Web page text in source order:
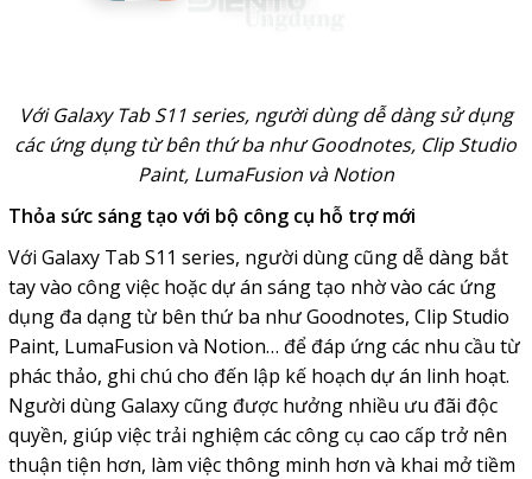
Với Galaxy Tab S11 series, người dùng dễ dàng sử dụng
các ứng dụng từ bên thứ ba như Goodnotes, Clip Studio
Paint, LumaFusion và Notion
Thỏa sức sáng tạo với bộ công cụ hỗ trợ mới
Với Galaxy Tab S11 series, người dùng cũng dễ dàng bắt
tay vào công việc hoặc dự án sáng tạo nhờ vào các ứng
dụng đa dạng từ bên thứ ba như Goodnotes, Clip Studio
Paint, LumaFusion và Notion… để đáp ứng các nhu cầu từ
phác thảo, ghi chú cho đến lập kế hoạch dự án linh hoạt.
Người dùng Galaxy cũng được hưởng nhiều ưu đãi độc
quyền, giúp việc trải nghiệm các công cụ cao cấp trở nên
thuận tiện hơn, làm việc thông minh hơn và khai mở tiềm